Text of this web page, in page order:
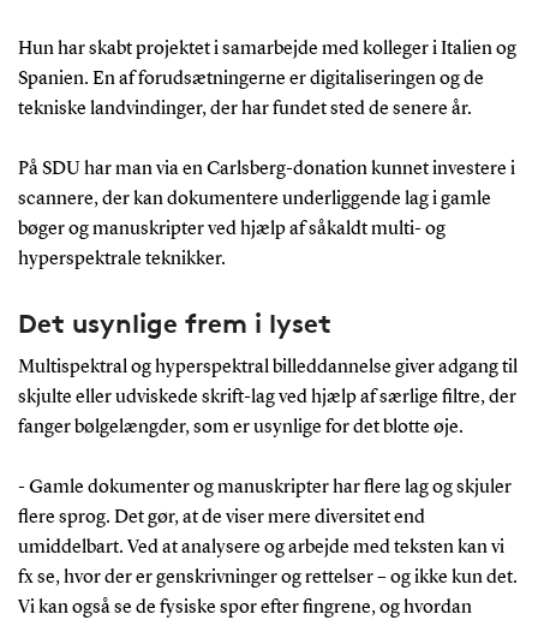
Hun har skabt projektet i samarbejde med kolleger i Italien og
Spanien. En af forudsætningerne er digitaliseringen og de
tekniske landvindinger, der har fundet sted de senere år.
På SDU har man via en Carlsberg-donation kunnet investere i
scannere, der kan dokumentere underliggende lag i gamle
bøger og manuskripter ved hjælp af såkaldt multi- og
hyperspektrale teknikker.
Det usynlige frem i lyset
Multispektral og hyperspektral billeddannelse giver adgang til
skjulte eller udviskede skrift-lag ved hjælp af særlige filtre, der
fanger bølgelængder, som er usynlige for det blotte øje.
- Gamle dokumenter og manuskripter har flere lag og skjuler
flere sprog. Det gør, at de viser mere diversitet end
umiddelbart. Ved at analysere og arbejde med teksten kan vi
fx se, hvor der er genskrivninger og rettelser – og ikke kun det.
Vi kan også se de fysiske spor efter fingrene, og hvordan